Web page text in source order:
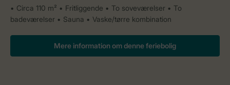
Circa 110 m² Fritliggende To soveværelser
To
badeværelser
Sauna Vaske/tørre kombination
Mere information om denne feriebolig